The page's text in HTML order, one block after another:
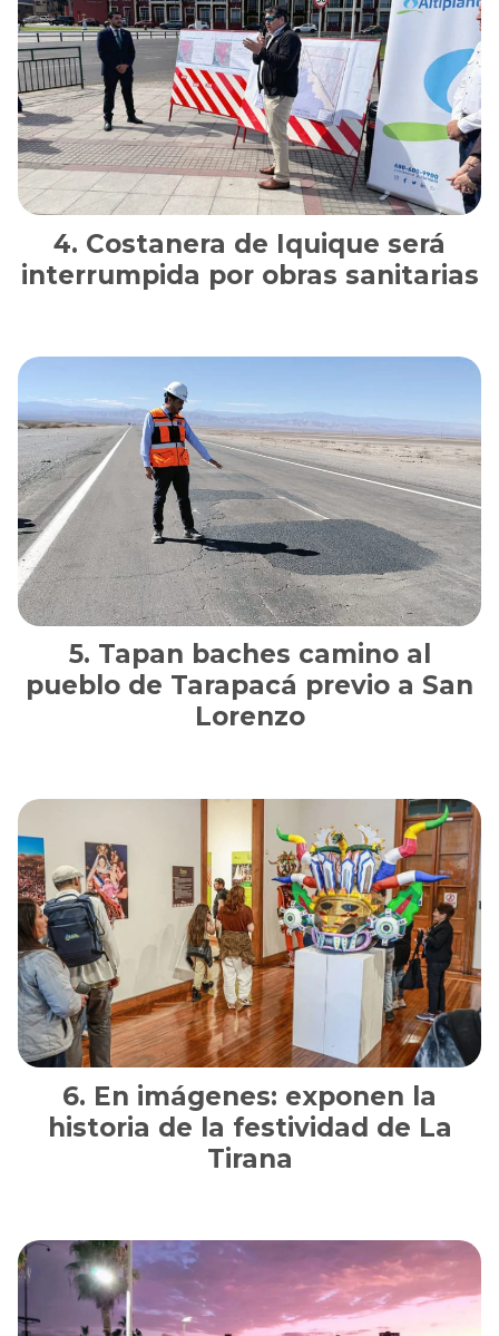
Costanera de Iquique será
interrumpida por obras sanitarias
Tapan baches camino al
pueblo de Tarapacá previo a San
Lorenzo
En imágenes: exponen la
historia de la festividad de La
Tirana